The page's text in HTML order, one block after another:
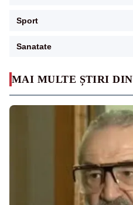
MAI MULTE ȘTIRI DIN
Sport
Sanatate